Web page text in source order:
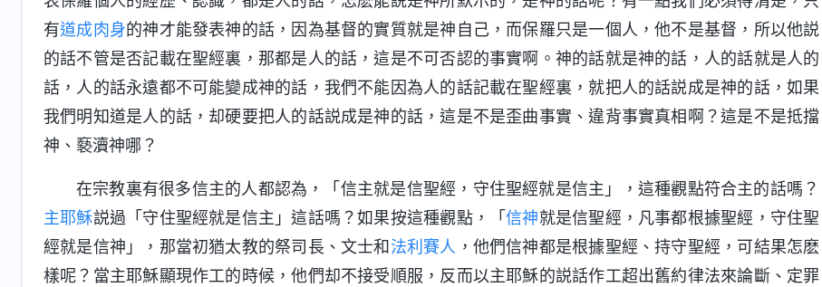
有道成肉身的神才能發表神的話，因為基督的實質就是神自己，而保羅只是一個人，他不是基督，所以他説
的話不管是否記載在聖經裏，那都是人的話，這是不可否認的事實啊。神的話就是神的話，人的話就是人的
話，人的話永遠都不可能變成神的話，我們不能因為人的話記載在聖經裏，就把人的話説成是神的話，如果
我們明知道是人的話，却硬要把人的話説成是神的話，這是不是歪曲事實、違背事實真相啊？這是不是抵擋
神、褻瀆神哪？
在宗教裏有很多信主的人都認為，「信主就是信聖經，守住聖經就是信主」，這種觀點符合主的話嗎？
主耶穌説過「守住聖經就是信主」這話嗎？如果按這種觀點，「信神就是信聖經，凡事都根據聖經，守住聖
經就是信神」，那當初猶太教的祭司長、文士和 法利賽人 ，他們信神都是根據聖經、持守聖經，可結果怎麽
樣呢？當主耶穌顯現作工的時候，他們却不接受順服，反而以主耶穌的説話作工超出舊約律法來論斷、定罪